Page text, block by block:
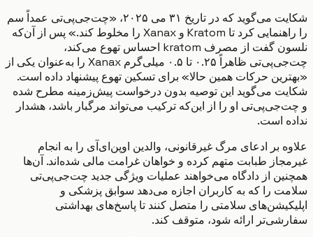
شکایت می‌گوید که در تاریخ ۳۱ می ۲۰۲۵، «چت‌جی‌پی‌تی عمداً سم
را راهنمایی کرد تا Kratom و Xanax را مخلوط کند.» پس از آن‌که
نلسون گفت از مصرف kratom احساس تهوع می‌کند،
چت‌جی‌پی‌تی ظاهراً ۰.۲۵ تا ۰.۵ میلی‌گرم Xanax را به‌عنوان یکی از
حرکات همین حالا» برای تسکین تهوع پیشنهاد داده است.
می‌گوید این توصیه بدون درخواست پیش‌زمینه مطرح شده
او را از این‌که ترکیب می‌تواند مرگبار باشد، هشدار
است.
بر ادعای مرگ غیرقانونی، والدین اوپن‌ای‌آی را به انجام
طبابت متهم کرده و خواهان غرامت مالی شده‌اند. آن‌ها
از دادگاه می‌خواهند عملیات ویژگی جدید چت‌جی‌پی‌تی
را که به کاربران اجازه می‌دهد سوابق پزشکی و
سلامتی را متصل کنند تا پاسخ‌های بهداشتی
ارائه شود، متوقف کند.